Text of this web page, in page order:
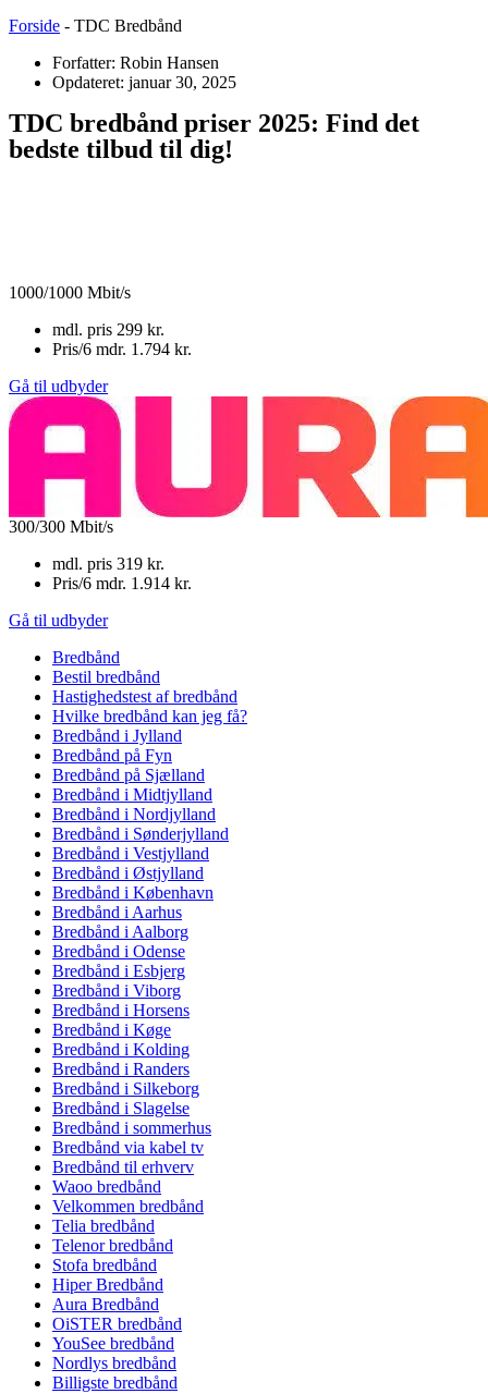
Forside - TDC Bredbånd
Forfatter: Robin Hansen
Opdateret: januar 30, 2025
TDC bredbånd priser 2025: Find det
bedste tilbud til dig!
1000/1000 Mbit/s
mdl. pris 299 kr.
Pris/6 mdr. 1.794 kr.
Gå til udbyder
300/300 Mbit/s
mdl. pris 319 kr.
Pris/6 mdr. 1.914 kr.
Gå til udbyder
Bredbånd
Bestil bredbånd
Hastighedstest af bredbånd
Hvilke bredbånd kan jeg få?
Bredbånd i Jylland
Bredbånd på Fyn
Bredbånd på Sjælland
Bredbånd i Midtjylland
Bredbånd i Nordjylland
Bredbånd i Sønderjylland
Bredbånd i Vestjylland
Bredbånd i Østjylland
Bredbånd i København
Bredbånd i Aarhus
Bredbånd i Aalborg
Bredbånd i Odense
Bredbånd i Esbjerg
Bredbånd i Viborg
Bredbånd i Horsens
Bredbånd i Køge
Bredbånd i Kolding
Bredbånd i Randers
Bredbånd i Silkeborg
Bredbånd i Slagelse
Bredbånd i sommerhus
Bredbånd via kabel tv
Bredbånd til erhverv
Waoo bredbånd
Velkommen bredbånd
Telia bredbånd
Telenor bredbånd
Stofa bredbånd
Hiper Bredbånd
Aura Bredbånd
OiSTER bredbånd
YouSee bredbånd
Nordlys bredbånd
Billigste bredbånd